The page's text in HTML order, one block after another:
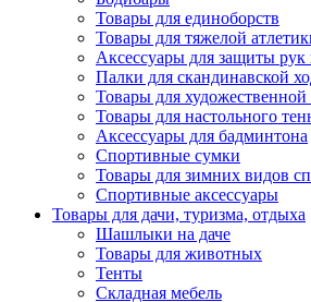
Товары для единоборств
Товары для тяжелой
Аксессуары для защиты рук
Палки для скандинавской
Товары для
Товары для настольного
Аксессуары для бадминтона
Спортивные сумки
Товары для зимних видов
Спортивные аксессуары
Товары для дачи, туризма, отдыха
Шашлыки на даче
Товары для животных
Тенты
Складная мебель